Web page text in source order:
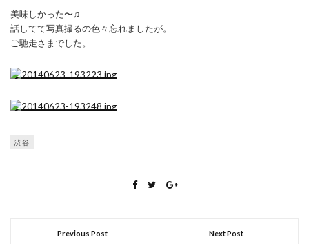
美味しかった〜♫
話してて写真撮るの色々忘れましたが。
ご馳走さまでした。
渋谷
Previous Post Next Post